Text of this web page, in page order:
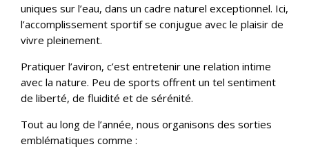
uniques sur l’eau, dans un cadre naturel exceptionnel. Ici,
l’accomplissement sportif se conjugue avec le plaisir de
vivre pleinement.
Pratiquer l’aviron, c’est entretenir une relation intime
avec la nature. Peu de sports offrent un tel sentiment
de liberté, de fluidité et de sérénité.
Tout au long de l’année, nous organisons des sorties
emblématiques comme :